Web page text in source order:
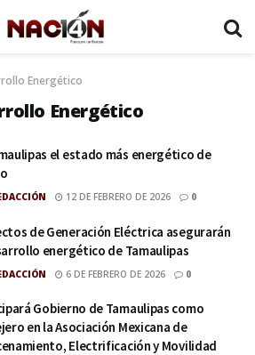
Energético
Energético
el estado más energético de
12 DE FEBRERO DE 2026 0
de Generación Eléctrica asegurarán
energético de Tamaulipas
6 DE FEBRERO DE 2026 0
Gobierno de Tamaulipas como
en la Asociación Mexicana de
Electrificación y Movilidad